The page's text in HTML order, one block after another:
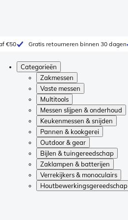
€50 Gratis retourneren binnen 30 dagen
Categorieën
Zakmessen
Vaste messen
Multitools
Messen slijpen & onderhoud
Keukenmessen & snijden
Pannen & kookgerei
Outdoor & gear
Bijlen & tuingereedschap
Zaklampen & batterijen
Verrekijkers & monoculairs
Houtbewerkingsgereedschap